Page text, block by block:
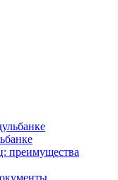
преимущества